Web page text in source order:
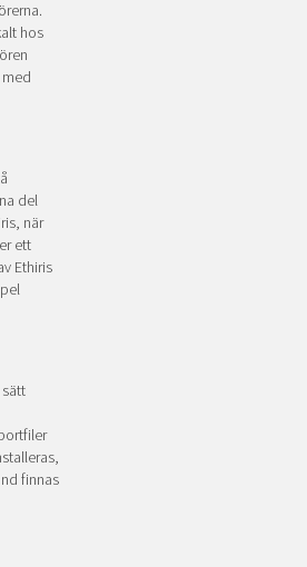
hos
del
när
ett
Ethiris
finnas